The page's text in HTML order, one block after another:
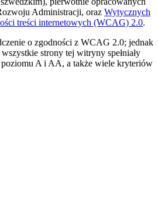
Administracji, oraz Wytycznych
treści internetowych (WCAG) 2.0.
o zgodności z WCAG 2.0; jednak
strony tej witryny spełniały
A i AA, a także wiele kryteriów